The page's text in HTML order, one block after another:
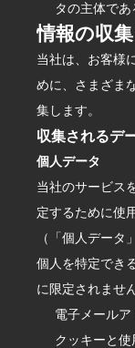
タの主体であ
情報の収
当社は、お客様
めに、さまざま
集します。
収集されるデ
個人データ
当社のサービス
定するために使
（「個人データ
個人を特定でき
に限定されません
電子メールア
クッキーと使